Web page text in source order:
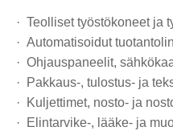
· Teolliset työstökoneet ja
· Automatisoidut
· Ohjauspaneelit,
· Pakkaus-, tulostus- ja
· Kuljettimet, nosto- ja
· Elintarvike-, lääke- ja